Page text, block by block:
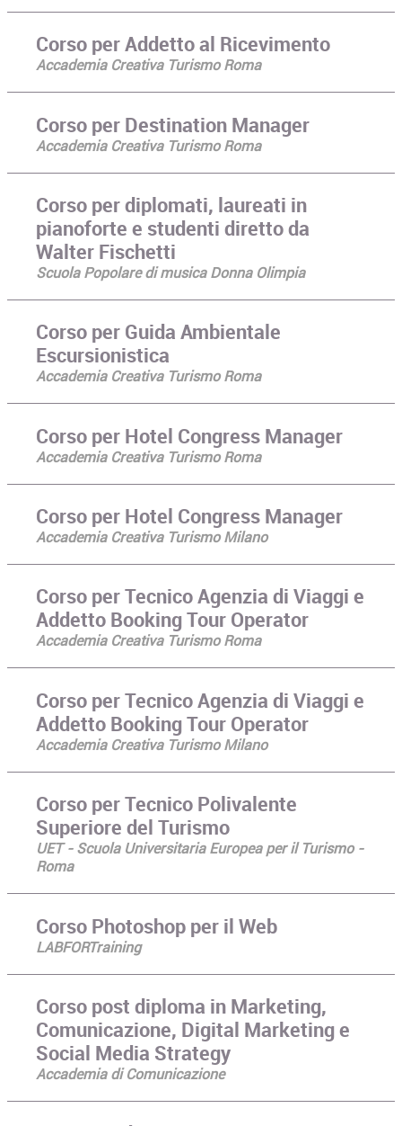
Corso per Addetto al Ricevimento
Accademia Creativa Turismo Roma
Corso per Destination Manager
Accademia Creativa Turismo Roma
Corso per diplomati, laureati in
pianoforte e studenti diretto da
Walter Fischetti
Scuola Popolare di musica Donna Olimpia
Corso per Guida Ambientale
Escursionistica
Accademia Creativa Turismo Roma
Corso per Hotel Congress Manager
Accademia Creativa Turismo Roma
Corso per Hotel Congress Manager
Accademia Creativa Turismo Milano
Corso per Tecnico Agenzia di Viaggi e
Addetto Booking Tour Operator
Accademia Creativa Turismo Roma
Corso per Tecnico Agenzia di Viaggi e
Addetto Booking Tour Operator
Accademia Creativa Turismo Milano
Corso per Tecnico Polivalente
Superiore del Turismo
UET - Scuola Universitaria Europea per il Turismo -
Roma
Corso Photoshop per il Web
LABFORTraining
Corso post diploma in Marketing,
Comunicazione, Digital Marketing e
Social Media Strategy
Accademia di Comunicazione